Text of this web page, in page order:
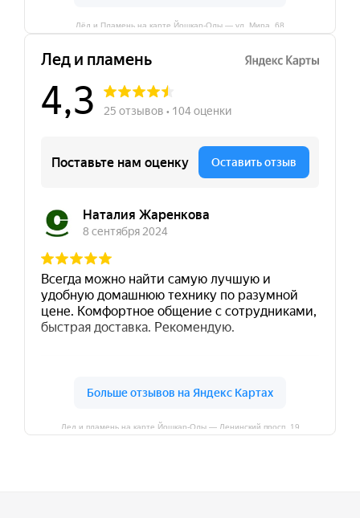
Лёд и Пламень на карте Йошкар‑Олы — ул. Мира, 68
Лед и пламень на карте Йошкар‑Олы — Ленинский просп.,19